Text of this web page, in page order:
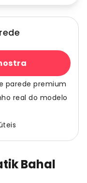
Bahal
parede premium
real do modelo